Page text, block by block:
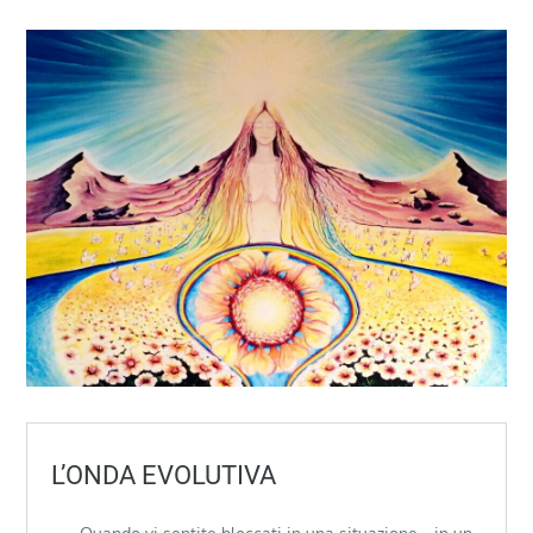
L’ONDA EVOLUTIVA